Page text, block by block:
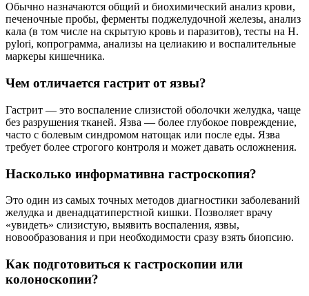
Обычно назначаются общий и биохимический анализ крови,
печеночные пробы, ферменты поджелудочной железы, анализ
кала (в том числе на скрытую кровь и паразитов), тесты на H.
pylori, копрограмма, анализы на целиакию и воспалительные
маркеры кишечника.
Чем отличается гастрит от язвы?
Гастрит — это воспаление слизистой оболочки желудка, чаще
без разрушения тканей. Язва — более глубокое повреждение,
часто с болевым синдромом натощак или после еды. Язва
требует более строгого контроля и может давать осложнения.
Насколько информативна гастроскопия?
Это один из самых точных методов диагностики заболеваний
желудка и двенадцатиперстной кишки. Позволяет врачу
«увидеть» слизистую, выявить воспаления, язвы,
новообразования и при необходимости сразу взять биопсию.
Как подготовиться к гастроскопии или
колоноскопии?